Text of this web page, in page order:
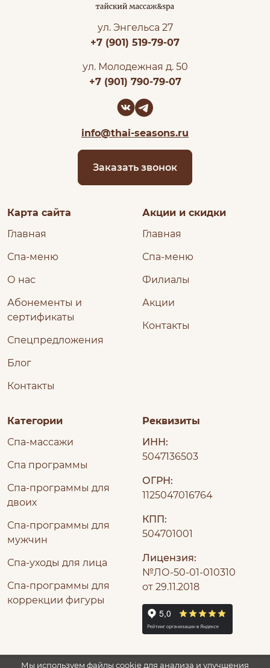
ул. Энгельса 27
+7 (901) 519-79-07
ул. Молодежная д. 50
+7 (901) 790-79-07
info@thai-seasons.ru
Заказать звонок
Карта сайта
Главная
Спа-меню
О нас
Абонементы и
сертификаты
Спецпредложения
Блог
Контакты
Акции и скидки
Главная
Спа-меню
Филиалы
Акции
Контакты
Категории
Спа-массажи
Спа программы
Спа-программы для
двоих
Спа-программы для
мужчин
Спа-уходы для лица
Спа-программы для
коррекции фигуры
Реквизиты
ИНН:
5047136503
ОГРН:
1125047016764
КПП:
504701001
Лицензия:
№ЛО-50-01-010310
от 29.11.2018
Мы используем файлы cookie для анализа и улучшения